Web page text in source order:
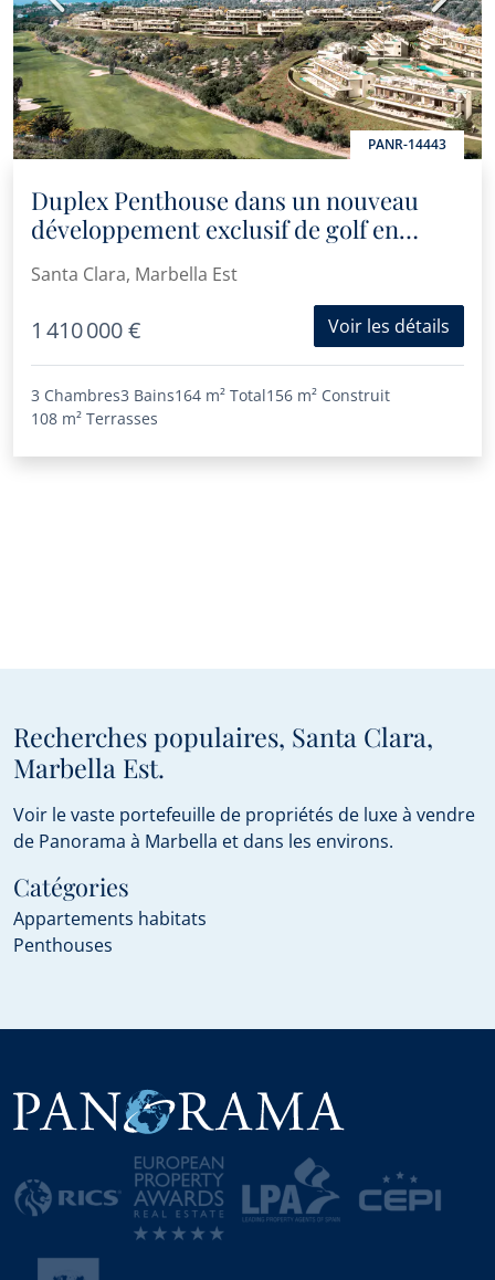
PANR-14443
Duplex Penthouse dans un nouveau
développement exclusif de golf en
première ligne à Marbella.
Santa Clara, Marbella Est
1 410 000 € Voir les détails
3 Chambres3 Bains164 m² Total156 m² Construit
108 m² Terrasses
Recherches populaires, Santa Clara,
Marbella Est.
Voir le vaste portefeuille de propriétés de luxe à vendre
de Panorama à Marbella et dans les environs.
Catégories
Appartements habitats
Penthouses